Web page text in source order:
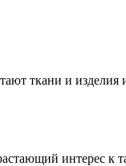
ткани и
интерес